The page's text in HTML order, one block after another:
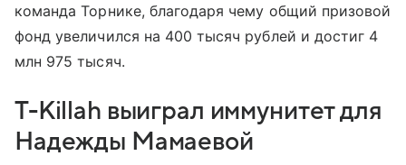
команда Торнике, благодаря чему общий призовой
фонд увеличился на 400 тысяч рублей и достиг 4
млн 975 тысяч.
T-Killah выиграл иммунитет для
Надежды Мамаевой